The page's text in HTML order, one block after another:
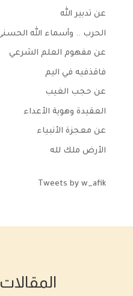
عن تدبير الله
الحرب .. وأسماء الله
عن مفهوم العلم الشرعي
فاقذفيه في اليم
عن حجب الغيب
العقيدة وهوية الأعداء
عن معجزة الأنبياء
الأرض ملك لله
Tweets by w_afik